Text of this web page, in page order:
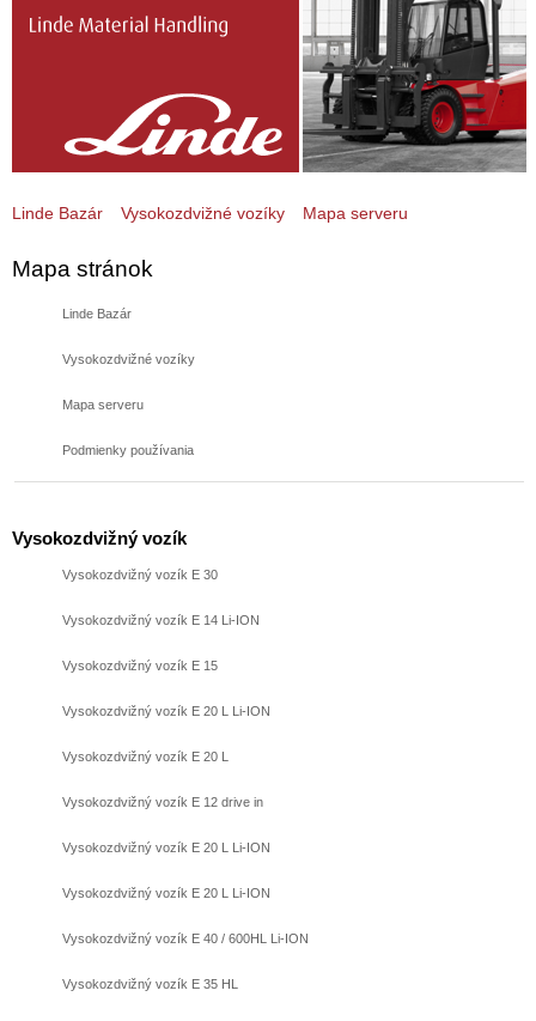
Mapa stránok
Linde Bazár
Vysokozdvižné vozíky
Mapa serveru
Podmienky používania
Vysokozdvižný vozík
Vysokozdvižný vozík E 30
Vysokozdvižný vozík E 14 Li-ION
Vysokozdvižný vozík E 15
Vysokozdvižný vozík E 20 L Li-ION
Vysokozdvižný vozík E 20 L
Vysokozdvižný vozík E 12 drive in
Vysokozdvižný vozík E 20 L Li-ION
Vysokozdvižný vozík E 20 L Li-ION
Vysokozdvižný vozík E 40 / 600HL Li-ION
Vysokozdvižný vozík E 35 HL
Linde Bazár Vysokozdvižné vozíky Mapa serveru